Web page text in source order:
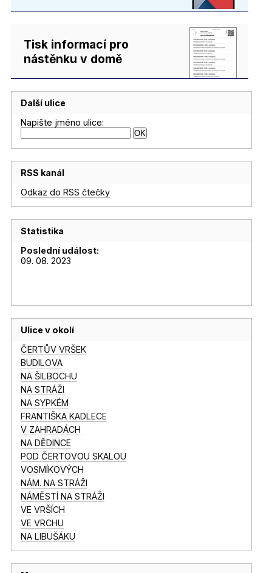
Tisk informací pro
nástěnku v domě
Další ulice
Napište jméno ulice:
RSS kanál
Odkaz do RSS čtečky
Statistika
Poslední událost:
09. 08. 2023
Ulice v okolí
ČERTŮV VRŠEK
BUDILOVA
NA ŠILBOCHU
NA STRÁŽI
NA SYPKÉM
FRANTIŠKA KADLECE
V ZAHRADÁCH
NA DĚDINCE
POD ČERTOVOU SKALOU
VOSMÍKOVÝCH
NÁM. NA STRÁŽI
NÁMĚSTÍ NA STRÁŽI
VE VRŠÍCH
VE VRCHU
NA LIBUŠÁKU